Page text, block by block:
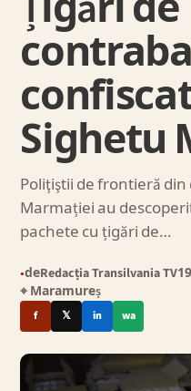
Sighetu
Poliţiştii de frontieră din
Marmației au
pachete cu țigări de…
●deRedacția Transilvania TV
⌖ Maramureș
f 𝕏 in wa